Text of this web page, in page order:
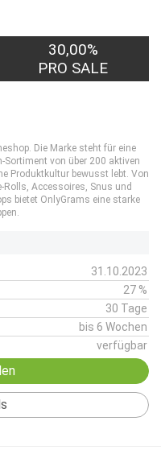
30,00%
PRO SALE
Die Marke steht für eine
Sortiment von über 200 aktiven
Produktkultur bewusst lebt. Von
Rolls, Accessoires, Snus und
bietet OnlyGrams eine starke
31.10.2023
27 %
30 Tage
bis 6 Wochen
verfügbar